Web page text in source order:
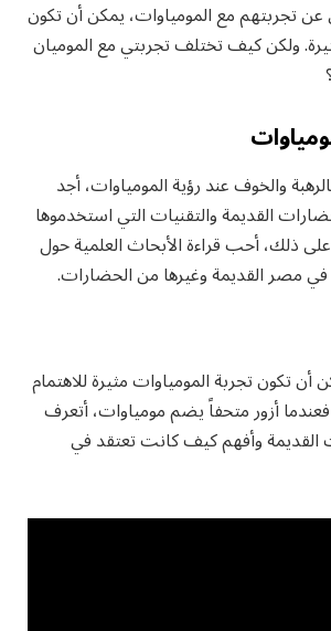
تجربتهم مع المومياوات، يمكن أن تكون
ولكن كيف تختلف تجربتي مع الموميان
والخوف عند رؤية المومياوات، أجد
القديمة والتقنيات التي استخدموها
ذلك، أحب قراءة الأبحاث العلمية حول
في مصر القديمة وغيرها من الحضارات.
تكون تجربة المومياوات مثيرة للاهتمام
فعندما أزور متحفاً يضم مومياوات، أتعرف
القديمة وأفهم كيف كانت تعتقد في